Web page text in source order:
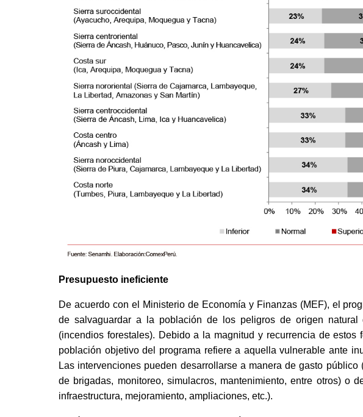
Presupuesto ineficiente
De acuerdo con el Ministerio de Economía y Finanzas (MEF), el
de salvaguardar a la población de los peligros de origen
(incendios forestales). Debido a la magnitud y recurrencia de estos
población objetivo del programa refiere a aquella vulnerable ante
Las intervenciones pueden desarrollarse a manera de gasto público
de brigadas, monitoreo, simulacros, mantenimiento, entre otros) o
infraestructura, mejoramiento, ampliaciones, etc.).